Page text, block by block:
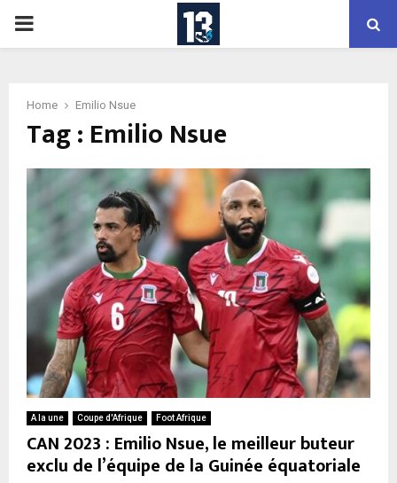
PRIMARY
Home Emilio Nsue
Tag : Emilio Nsue
A la une Coupe d'Afrique Foot Afrique
CAN 2023 : Emilio Nsue, le meilleur buteur
exclu de l’équipe de la Guinée équatoriale